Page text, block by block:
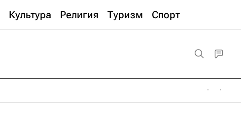
Культура Религия Туризм Спорт